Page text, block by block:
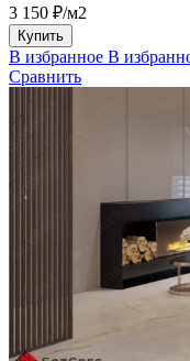
3 150 ₽/м2
Купить
В избранное В
Сравнить